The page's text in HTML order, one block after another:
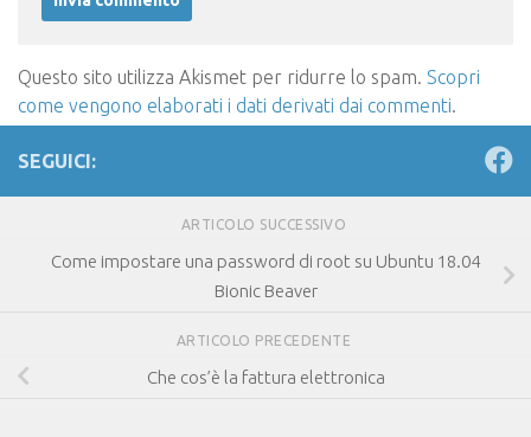
Questo sito utilizza Akismet per ridurre lo spam. Scopri
come vengono elaborati i dati derivati dai commenti.
SEGUICI:
ARTICOLO SUCCESSIVO
Come impostare una password di root su Ubuntu 18.04
Bionic Beaver
ARTICOLO PRECEDENTE
Che cos’è la fattura elettronica